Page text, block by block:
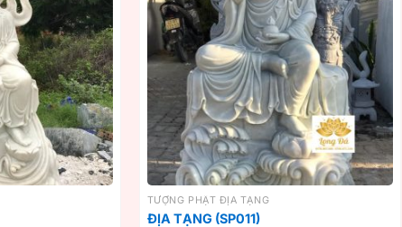
TƯỢNG PHẬT ĐỊA TẠNG
ĐỊA TẠNG (SP011)